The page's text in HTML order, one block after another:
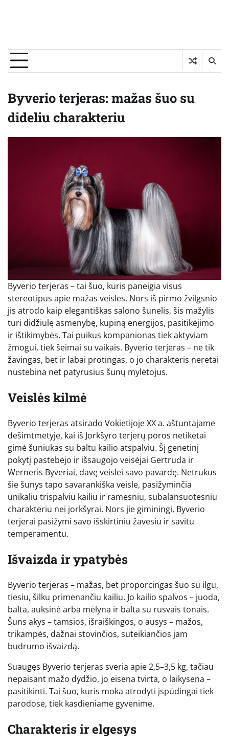
Byverio terjeras: mažas šuo su
dideliu charakteriu
Byverio terjeras – tai šuo, kuris paneigia visus
stereotipus apie mažas veisles. Nors iš pirmo žvilgsnio
jis atrodo kaip elegantiškas salono šunelis, šis mažylis
turi didžiulę asmenybę, kupiną energijos, pasitikėjimo
ir ištikimybės. Tai puikus kompanionas tiek aktyviam
žmogui, tiek šeimai su vaikais. Byverio terjeras – ne tik
žavingas, bet ir labai protingas, o jo charakteris neretai
nustebina net patyrusius šunų mylėtojus.
Veislės kilmė
Byverio terjeras atsirado Vokietijoje XX a. aštuntajame
dešimtmetyje, kai iš Jorkšyro terjerų poros netikėtai
gimė šuniukas su baltu kailio atspalviu. Šį genetinį
pokytį pastebėjo ir išsaugojo veisėjai Gertruda ir
Werneris Byveriai, davę veislei savo pavardę. Netrukus
šie šunys tapo savarankiška veisle, pasižyminčia
unikaliu trispalviu kailiu ir ramesniu, subalansuotesniu
charakteriu nei jorkšyrai. Nors jie giminingi, Byverio
terjerai pasižymi savo išskirtiniu žavesiu ir savitu
temperamentu.
Išvaizda ir ypatybės
Byverio terjeras – mažas, bet proporcingas šuo su ilgu,
tiesiu, šilku primenančiu kailiu. Jo kailio spalvos – juoda,
balta, auksinė arba mėlyna ir balta su rusvais tonais.
Šuns akys – tamsios, išraiškingos, o ausys – mažos,
trikampės, dažnai stovinčios, suteikiančios jam
budrumo išvaizdą.
Suaugęs Byverio terjeras sveria apie 2,5–3,5 kg, tačiau
nepaisant mažo dydžio, jo eisena tvirta, o laikysena –
pasitikinti. Tai šuo, kuris moka atrodyti įspūdingai tiek
parodose, tiek kasdieniame gyvenime.
Charakteris ir elgesys